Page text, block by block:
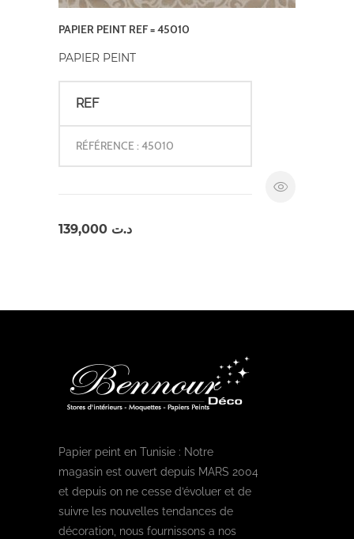
PAPIER PEINT REF = 45010
PAPIER PEINT
REF
RÉFÉRENCE : 45010
د.ت
Papier peint en Tunisie : Notre
magasin est ouvert depuis MARS 2004
et depuis on ne cesse d’évoluer et de
suivre les nouvelles tendances de
décoration, nous fournissons a nos